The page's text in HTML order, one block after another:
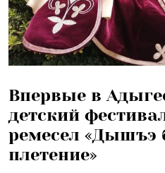
Впервые в
детский
ремесел «Дышъэ
плетение»